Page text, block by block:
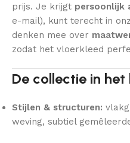
prijs. Je krijgt persoonlijk
e-mail), kunt terecht in
denken mee over
zodat het vloerkleed
De collectie in het
Stijlen & structuren:
weving, subtiel